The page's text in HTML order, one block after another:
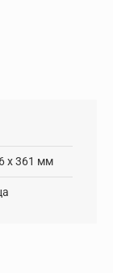
x 361 мм